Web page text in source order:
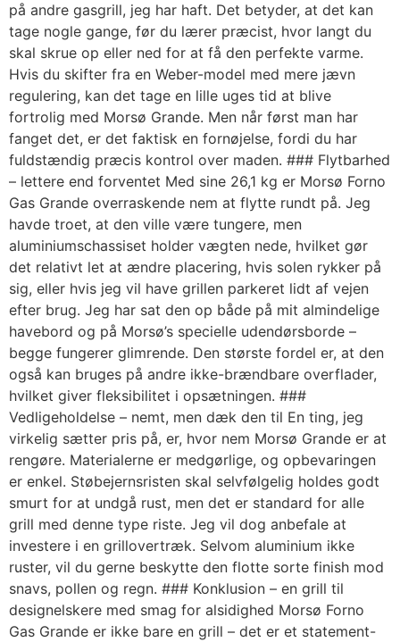
på andre gasgrill, jeg har haft. Det betyder, at det kan
tage nogle gange, før du lærer præcist, hvor langt du
skal skrue op eller ned for at få den perfekte varme.
Hvis du skifter fra en Weber-model med mere jævn
regulering, kan det tage en lille uges tid at blive
fortrolig med Morsø Grande. Men når først man har
fanget det, er det faktisk en fornøjelse, fordi du har
fuldstændig præcis kontrol over maden. ### Flytbarhed
– lettere end forventet Med sine 26,1 kg er Morsø Forno
Gas Grande overraskende nem at flytte rundt på. Jeg
havde troet, at den ville være tungere, men
aluminiumschassiset holder vægten nede, hvilket gør
det relativt let at ændre placering, hvis solen rykker på
sig, eller hvis jeg vil have grillen parkeret lidt af vejen
efter brug. Jeg har sat den op både på mit almindelige
havebord og på Morsø’s specielle udendørsborde –
begge fungerer glimrende. Den største fordel er, at den
også kan bruges på andre ikke-brændbare overflader,
hvilket giver fleksibilitet i opsætningen. ###
Vedligeholdelse – nemt, men dæk den til En ting, jeg
virkelig sætter pris på, er, hvor nem Morsø Grande er at
rengøre. Materialerne er medgørlige, og opbevaringen
er enkel. Støbejernsristen skal selvfølgelig holdes godt
smurt for at undgå rust, men det er standard for alle
grill med denne type riste. Jeg vil dog anbefale at
investere i en grillovertræk. Selvom aluminium ikke
ruster, vil du gerne beskytte den flotte sorte finish mod
snavs, pollen og regn. ### Konklusion – en grill til
designelskere med smag for alsidighed Morsø Forno
Gas Grande er ikke bare en grill – det er et statement-